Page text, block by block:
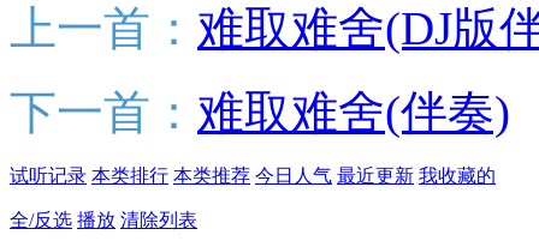
上一首： 难取难舍(DJ版
下一首： 难取难舍(伴奏)
试听记录 本类排行 本类推荐 今日人气 最近更新 我收藏的
全/反选 播放 清除列表